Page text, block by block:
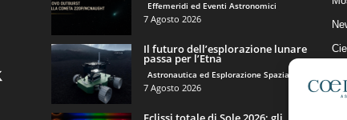
Effemeridi ed Eventi Astronomici
7 Agosto 2026
Il futuro dell’esplorazione lunare
passa per l’Etna
Astronautica ed Esplorazione Spaziale
7 Agosto 2026